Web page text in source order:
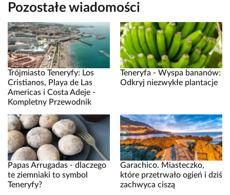
Pozostałe wiadomości
Trójmiasto Teneryfy: Los
Cristianos, Playa de Las
Americas i Costa Adeje -
Kompletny Przewodnik
Teneryfa - Wyspa bananów:
Odkryj niezwykłe plantacje
Papas Arrugadas - dlaczego
te ziemniaki to symbol
Teneryfy?
Garachico. Miasteczko,
które przetrwało ogień i dziś
zachwyca ciszą